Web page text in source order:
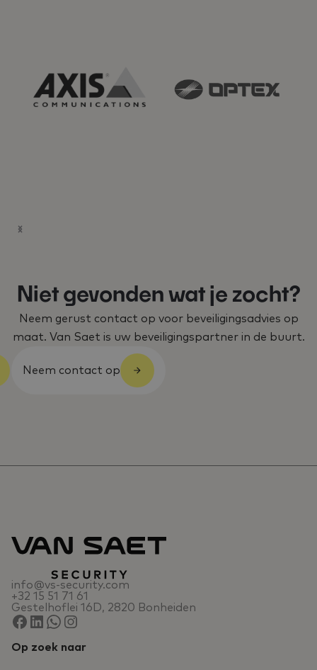
Niet gevonden wat je zocht?
Neem gerust contact op voor beveiligingsadvies op
maat. Van Saet is uw beveiligingspartner in de buurt.
Neem contact op
info@vs-security.com
+32 15 51 71 61
Gestelhoflei 16D, 2820 Bonheiden
Op zoek naar